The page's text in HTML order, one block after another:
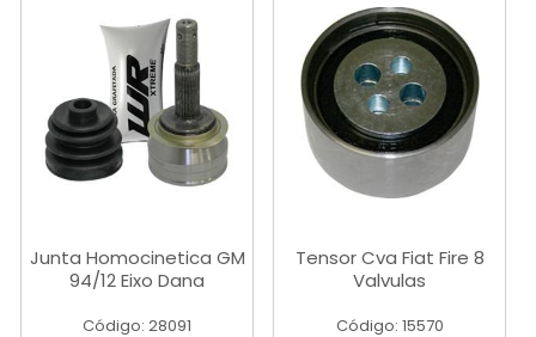
Junta Homocinetica GM
94/12 Eixo Dana
Código: 28091
Tensor Cva Fiat Fire 8
Valvulas
Código: 15570